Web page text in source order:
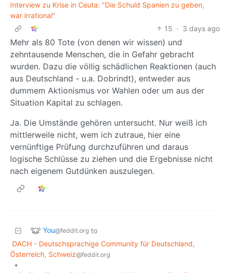
Interview zu Krise in Ceuta: "Die Schuld Spanien zu geben,
war irrational"
15 · 3 days ago
Mehr als 80 Tote (von denen wir wissen) und
zehntausende Menschen, die in Gefahr gebracht
wurden. Dazu die völlig schädlichen Reaktionen (auch
aus Deutschland - u.a. Dobrindt), entweder aus
dummem Aktionismus vor Wahlen oder um aus der
Situation Kapital zu schlagen.
Ja. Die Umstände gehören untersucht. Nur weiß ich
mittlerweile nicht, wem ich zutraue, hier eine
vernünftige Prüfung durchzuführen und daraus
logische Schlüsse zu ziehen und die Ergebnisse nicht
nach eigenem Gutdünken auszulegen.
You@feddit.org to
DACH - Deutschsprachige Community für Deutschland,
Österreich, Schweiz@feddit.org
•